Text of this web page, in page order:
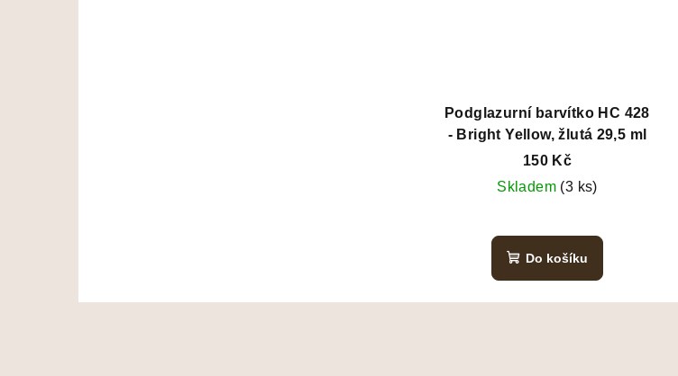
Podglazurní barvítko HC 428
- Bright Yellow, žlutá 29,5 ml
150 Kč
Skladem (3 ks)
Do košíku